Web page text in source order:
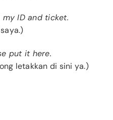
ID and ticket.
put it here.
letakkan di sini ya.)